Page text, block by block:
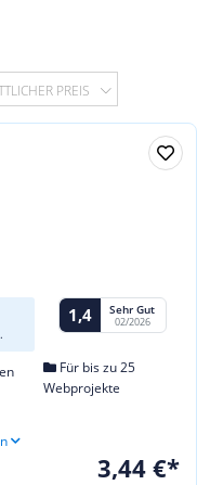
PREIS
1,4 Sehr Gut
02/2026
Für bis zu 25
Webprojekte
3,44 €*